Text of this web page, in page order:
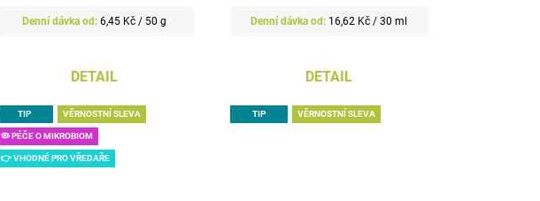
Měrná
6,45 Kč / 50 g
DETAIL
Měrná
16,62 Kč / 30 ml
DETAIL
TIP VĚRNOSTNÍ SLEVA
🦠 PÉČE O MIKROBIOM
👉 VHODNÉ PRO VŘEDAŘE
TIP VĚRNOSTNÍ SLEVA